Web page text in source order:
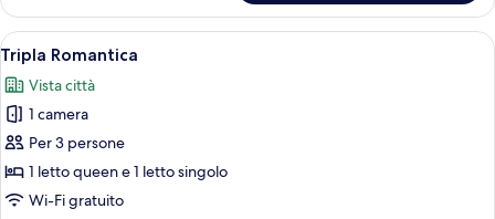
Flessibile
Apri
tutte
le
foto
per
Tripla
Romantica
Una camera da letto moderna con
6
Tripla Romantica
Vista città
1 camera
Per 3 persone
1 letto queen e 1 letto singolo
Wi-Fi gratuito